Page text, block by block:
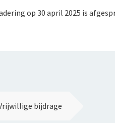
op 30 april 2025 is
bijdrage